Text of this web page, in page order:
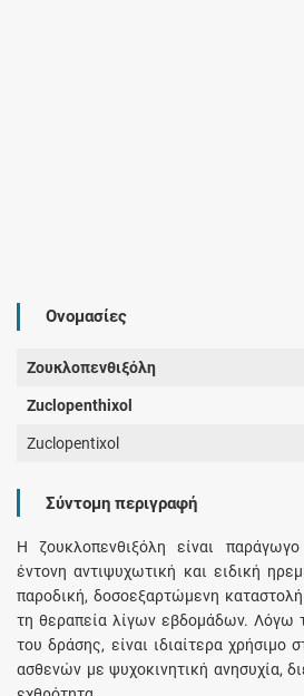
Ονομασίες
Ζουκλοπενθιξόλη
Zuclopenthixol
Zuclopentixol
Σύντομη περιγραφή
Η ζουκλοπενθιξόλη είναι
έντονη αντιψυχωτική και ειδική
παροδική, δοσοεξαρτώμενη
τη θεραπεία λίγων εβδομάδων. Λόγω
του δράσης, είναι ιδιαίτερα χρήσιμο
ασθενών με ψυχοκινητική ανησυχία,